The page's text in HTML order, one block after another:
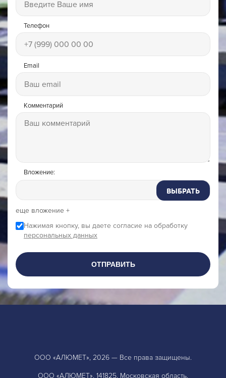
Телефон
Email
Комментарий
Вложение:
ВЫБРАТЬ
еще вложение +
Нажимая кнопку, вы даете согласие на обработку
персональных данных
ОТПРАВИТЬ
ООО «АЛЮМЕТ», 2026 — Все права защищены.
ООО «АЛЮМЕТ», 141825, Московская область,